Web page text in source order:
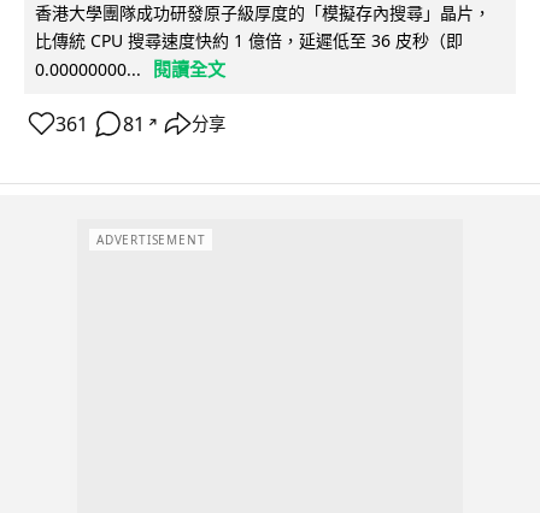
香港大學團隊成功研發原子級厚度的「模擬存內搜尋」晶片，
比傳統 CPU 搜尋速度快約 1 億倍，延遲低至 36 皮秒（即
0.00000000...
閱讀全文
361 81 ↗ 分享
ADVERTISEMENT